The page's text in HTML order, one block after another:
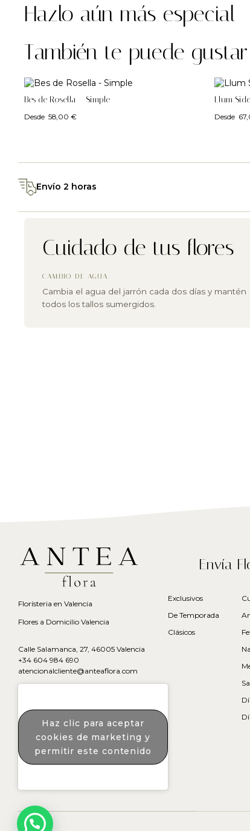
Hazlo aún más especial
También te puede gustar
Bes de Rosella – Simple
Desde 58,00 €
Llum
Desde
Envío 2 horas
Cuidado de tus flores
CAMBIO DE AGUA
Cambia el agua del jarrón cada dos días y mantén
todos los tallos sumergidos.
Florísteria en Valencia
Flores a Domicilio Valencia
Calle Salamanca, 27, 46005 Valencia
+34 604 984 690
atencionalcliente@anteaflora.com
Haz clic para aceptar
cookies de marketing y
permitir este contenido
Envía
Exclusivos
De Temporada
Clásicos